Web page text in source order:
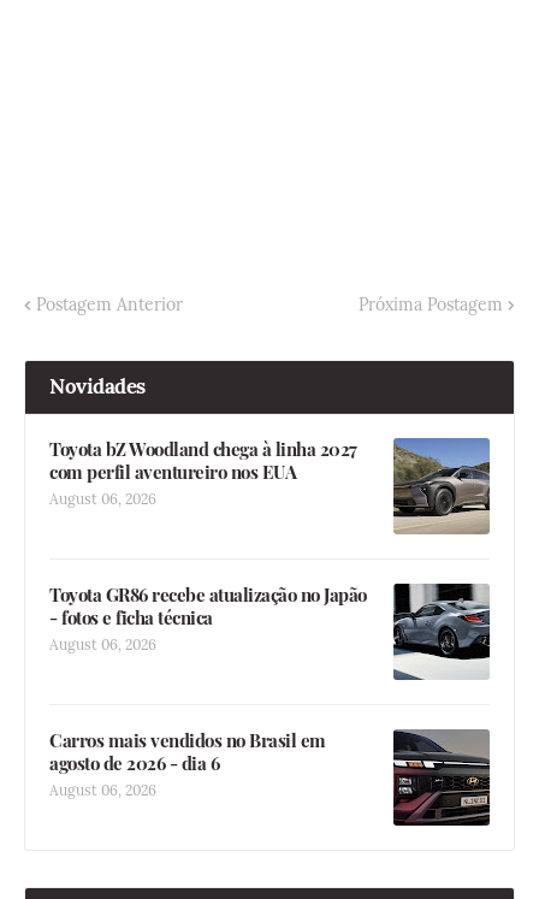
Postagem Anterior Próxima Postagem
Novidades
Toyota bZ Woodland chega à linha 2027
com perfil aventureiro nos EUA
August 06, 2026
Toyota GR86 recebe atualização no Japão
- fotos e ficha técnica
August 06, 2026
Carros mais vendidos no Brasil em
agosto de 2026 - dia 6
August 06, 2026